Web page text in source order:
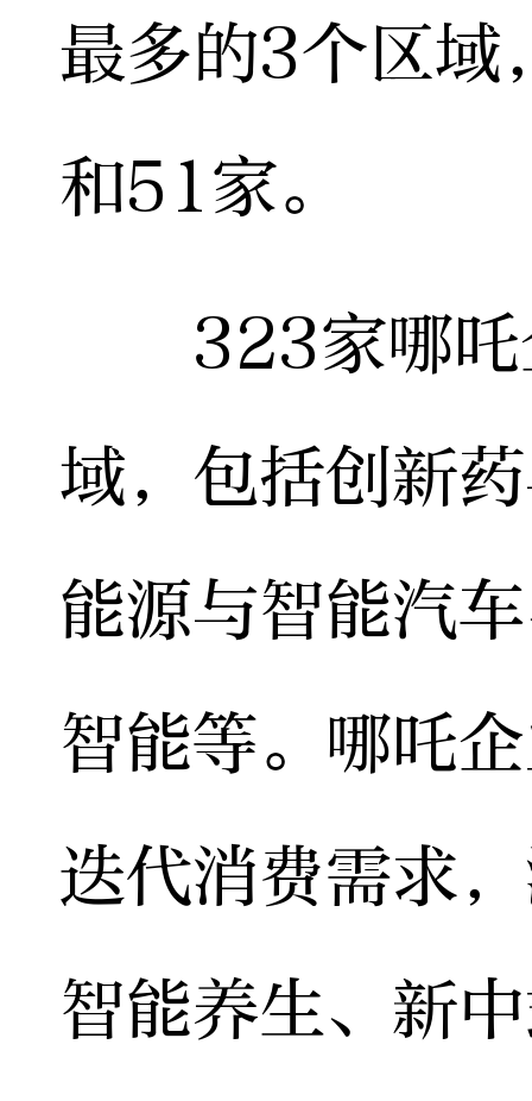
最多的3个区
和51家。
323家哪吒
域，包括创新
能源与智能汽
智能等。哪吒
迭代消费需求
智能养生、新